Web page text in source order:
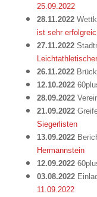
25.09.2022
28.11.2022
ist sehr
27.11.2022
26.11.2022
12.10.2022
28.09.2022
21.09.2022
Siegerlisten
13.09.2022
Hermannstein
12.09.2022
03.08.2022
11.09.2022